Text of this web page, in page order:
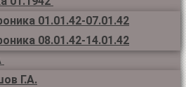
01.01.42-07.01.42
08.01.42-14.01.42
Г.А.